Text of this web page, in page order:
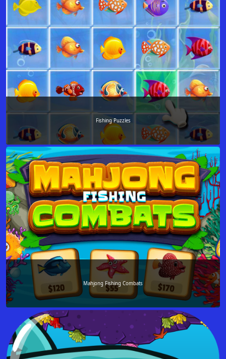
Fishing Puzzles
Mahjong Fishing Combats